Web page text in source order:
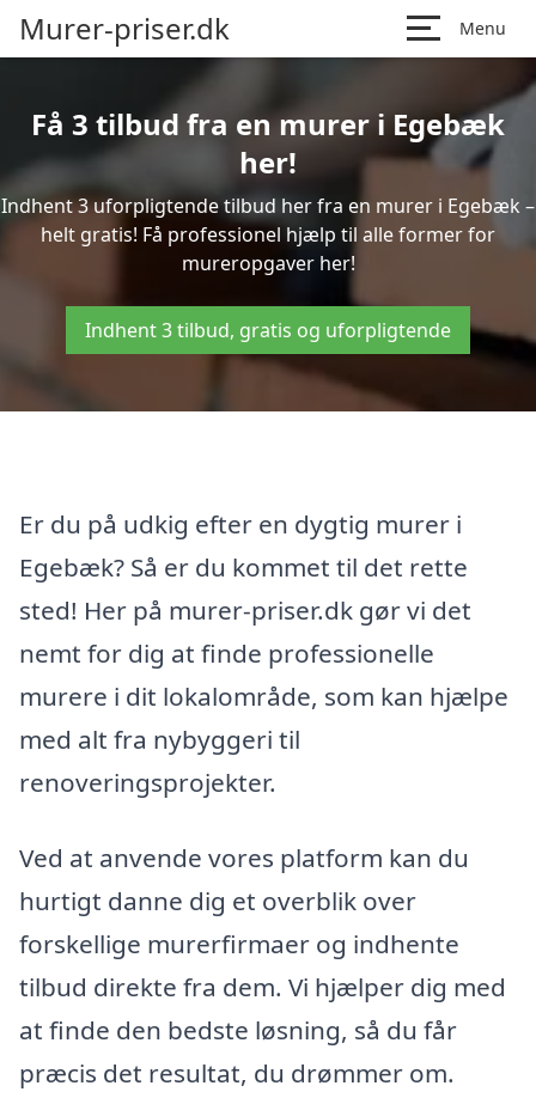
Murer-priser.dk Menu
Få 3 tilbud fra en murer i Egebæk
her!
Indhent 3 uforpligtende tilbud her fra en murer i Egebæk –
helt gratis! Få professionel hjælp til alle former for
mureropgaver her!
Indhent 3 tilbud, gratis og uforpligtende
Er du på udkig efter en dygtig murer i
Egebæk? Så er du kommet til det rette
sted! Her på murer-priser.dk gør vi det
nemt for dig at finde professionelle
murere i dit lokalområde, som kan hjælpe
med alt fra nybyggeri til
renoveringsprojekter.
Ved at anvende vores platform kan du
hurtigt danne dig et overblik over
forskellige murerfirmaer og indhente
tilbud direkte fra dem. Vi hjælper dig med
at finde den bedste løsning, så du får
præcis det resultat, du drømmer om.